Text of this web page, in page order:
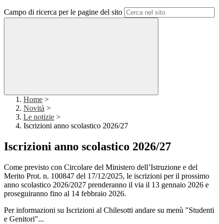
Campo di ricerca per le pagine del sito
Home >
Novità >
Le notizie >
Iscrizioni anno scolastico 2026/27
Iscrizioni anno scolastico 2026/27
Come previsto con Circolare del Ministero dell’Istruzione e del
Merito Prot. n. 100847 del 17/12/2025, le iscrizioni per il prossimo
anno scolastico 2026/2027 prenderanno il via il 13 gennaio 2026 e
proseguiranno fino al 14 febbraio 2026.
Per informazioni su Iscrizioni al Chilesotti andare su menù "Studenti
e Genitori"...